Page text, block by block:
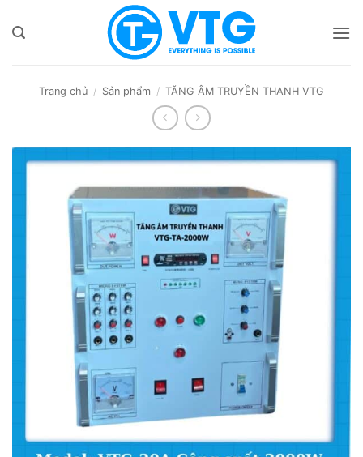
qua
Trang chủ / Sản phẩm / TĂNG ÂM TRUYỀN THANH VTG